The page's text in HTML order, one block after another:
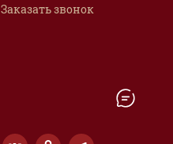
Заказать звонок